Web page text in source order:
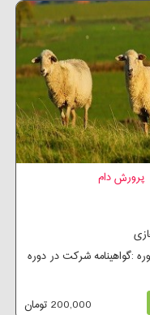
پرورش دام
:گواهینامه شرکت در دوره
200,000 تومان